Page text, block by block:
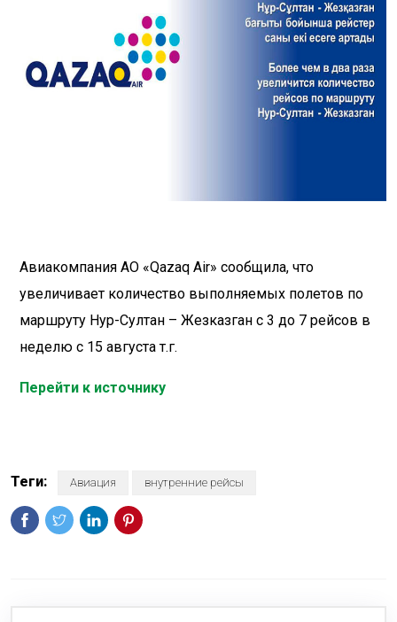
Авиакомпания АО «Qazaq Air» сообщила, что
увеличивает количество выполняемых полетов по
маршруту Нур-Султан – Жезказган с 3 до 7 рейсов в
неделю с 15 августа т.г.
Перейти к источнику
Теги: Авиация внутренние рейсы